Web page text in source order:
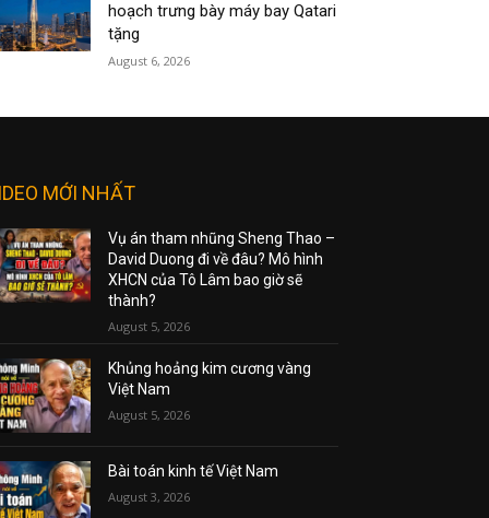
hoạch trưng bày máy bay Qatari
tặng
August 6, 2026
MỚI NHẤT
Vụ án tham nhũng Sheng Thao –
David Duong đi về đâu? Mô hình
XHCN của Tô Lâm bao giờ sẽ
thành?
August 5, 2026
Khủng hoảng kim cương vàng
Việt Nam
August 5, 2026
Bài toán kinh tế Việt Nam
August 3, 2026